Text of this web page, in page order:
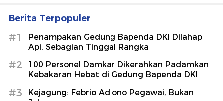
Berita Terpopuler
#1
Penampakan Gedung Bapenda DKI Dilahap
Api, Sebagian Tinggal Rangka
#2
100 Personel Damkar Dikerahkan Padamkan
Kebakaran Hebat di Gedung Bapenda DKI
#3
Kejagung: Febrio Adiono Pegawai, Bukan